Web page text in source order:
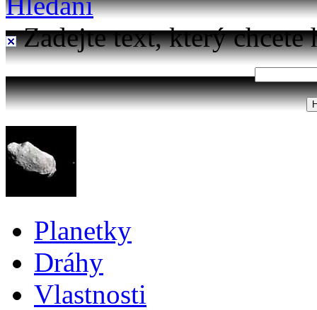
Zadejte text, který chcete
Planetky
Dráhy
Vlastnosti